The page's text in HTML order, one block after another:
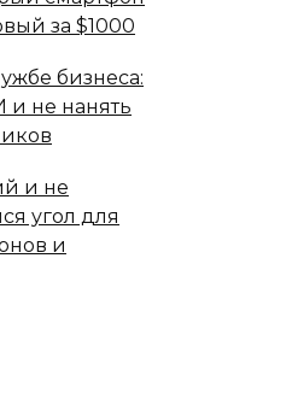
за $1000
бизнеса:
и не нанять
и не
угол для
и